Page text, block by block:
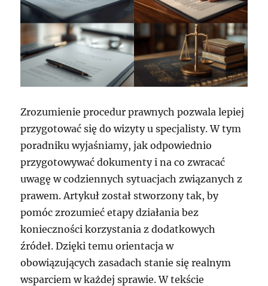
Zrozumienie procedur prawnych pozwala lepiej
przygotować się do wizyty u specjalisty. W tym
poradniku wyjaśniamy, jak odpowiednio
przygotowywać dokumenty i na co zwracać
uwagę w codziennych sytuacjach związanych z
prawem. Artykuł został stworzony tak, by
pomóc zrozumieć etapy działania bez
konieczności korzystania z dodatkowych
źródeł. Dzięki temu orientacja w
obowiązujących zasadach stanie się realnym
wsparciem w każdej sprawie. W tekście